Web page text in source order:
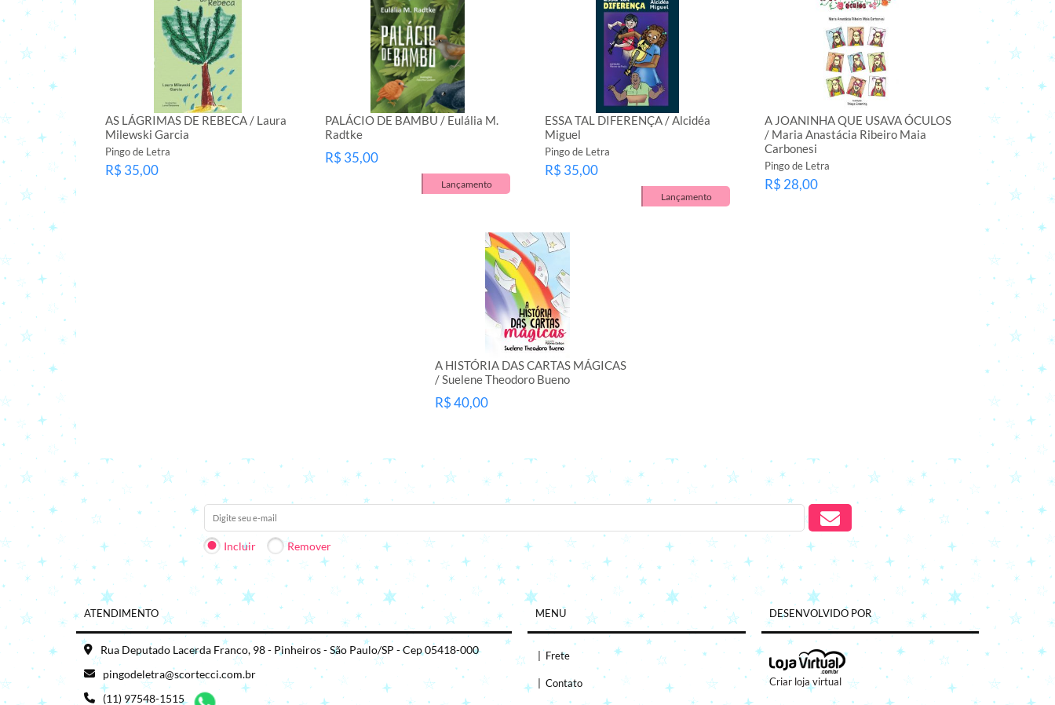
AS LÁGRIMAS DE REBECA / Laura
Milewski Garcia
Pingo de Letra
R$ 35,00
PALÁCIO DE BAMBU / Eulália M.
Radtke
R$ 35,00
Lançamento
ESSA TAL DIFERENÇA / Alcidéa
Miguel
Pingo de Letra
R$ 35,00
Lançamento
A JOANINHA QUE USAVA ÓCULOS
/ Maria Anastácia Ribeiro Maia
Carbonesi
Pingo de Letra
R$ 28,00
A HISTÓRIA DAS CARTAS MÁGICAS
/ Suelene Theodoro Bueno
R$ 40,00
Receba nossas novidades em seu e-mail.
Incluir Remover
ATENDIMENTO
Rua Deputado Lacerda Franco, 98 - Pinheiros - São Paulo/SP - Cep 05418-000
pingodeletra@scortecci.com.br
(11) 97548-1515
MENU
| Frete
| Contato
DESENVOLVIDO POR
Criar loja virtual